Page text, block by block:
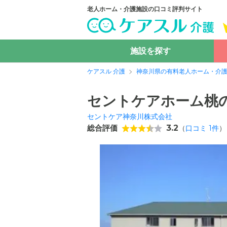
老人ホーム・介護施設の口コミ評判サイト
施設を探す
ケアスル 介護 神奈川県の有料老人ホーム・介
セントケアホーム桃
セントケア神奈川株式会社
総合評価 3.2 （口コミ 1件）